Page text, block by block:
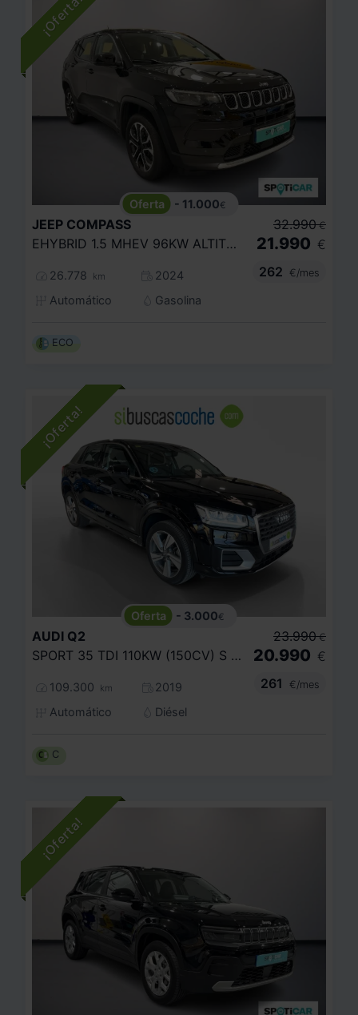
- 11.000€
JEEP COMPASS
EHYBRID 1.5 MHEV 96KW ALTITUDE DCT
26.778 km
2024
Automático
Gasolina
32.990 €
21.990 €
262
€/mes
ECO
- 3.000€
AUDI Q2
SPORT 35 TDI 110KW (150CV) S TRONIC
109.300 km
2019
Automático
Diésel
23.990 €
20.990 €
261
€/mes
C